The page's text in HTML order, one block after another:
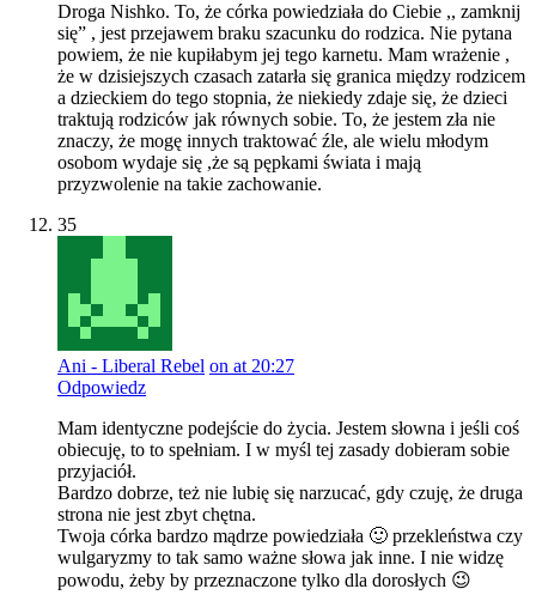
Droga Nishko. To, że córka powiedziała do Ciebie ,, zamknij
się” , jest przejawem braku szacunku do rodzica. Nie pytana
powiem, że nie kupiłabym jej tego karnetu. Mam wrażenie ,
że w dzisiejszych czasach zatarła się granica między rodzicem
a dzieckiem do tego stopnia, że niekiedy zdaje się, że dzieci
traktują rodziców jak równych sobie. To, że jestem zła nie
znaczy, że mogę innych traktować źle, ale wielu młodym
osobom wydaje się ,że są pępkami świata i mają
przyzwolenie na takie zachowanie.
35
Ani - Liberal Rebel on at 20:27
Odpowiedz
Mam identyczne podejście do życia. Jestem słowna i jeśli coś
obiecuję, to to spełniam. I w myśl tej zasady dobieram sobie
przyjaciół.
Bardzo dobrze, też nie lubię się narzucać, gdy czuję, że druga
strona nie jest zbyt chętna.
Twoja córka bardzo mądrze powiedziała 🙂 przekleństwa czy
wulgaryzmy to tak samo ważne słowa jak inne. I nie widzę
powodu, żeby by przeznaczone tylko dla dorosłych 😉